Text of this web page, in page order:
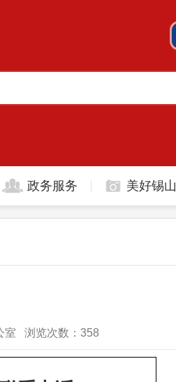
政务服务 美好锡山
室 浏览次数： 358